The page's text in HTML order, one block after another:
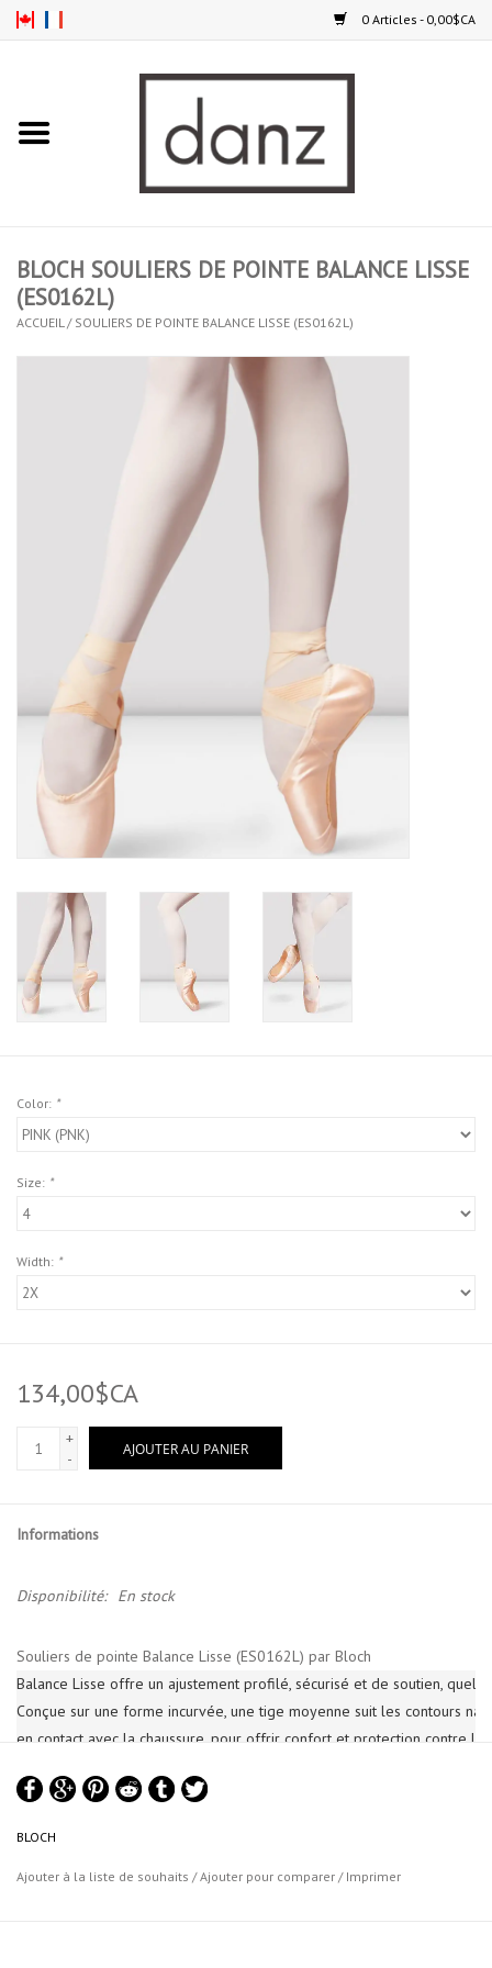
0 Articles - 0,00$CA
COLLANTS
SOULIERS
SPÉCIAUX- VENTE FINALE
FAIT AU QUEBEC
Gift Card
BLOCH SOULIERS DE POINTE BALANCE LISSE
(ES0162L)
ACCUEIL / SOULIERS DE POINTE BALANCE LISSE (ES0162L)
Color: *
Size: *
Width: *
134,00$CA
+
-
AJOUTER AU PANIER
Informations
Disponibilité: En stock
Souliers de pointe Balance Lisse (ES0162L) par Bloch
Balance Lisse offre un ajustement profilé, sécurisé et de soutien,
Conçue sur une forme incurvée, une tige moyenne suit les contours
en contact avec la chaussure, pour offrir confort et protection contre
Plateforme très large, effilée à l'intérieur, qui permet aux
La forme incurvée suit les contours naturels du pied
BLOCH
Ajouter à la liste de souhaits /Ajouter pour comparer / Imprimer